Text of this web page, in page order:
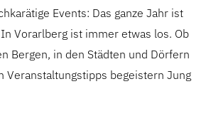
Events: Das ganze Jahr ist
Vorarlberg ist immer etwas los. Ob
Bergen, in den Städten und Dörfern
Veranstaltungstipps begeistern Jung